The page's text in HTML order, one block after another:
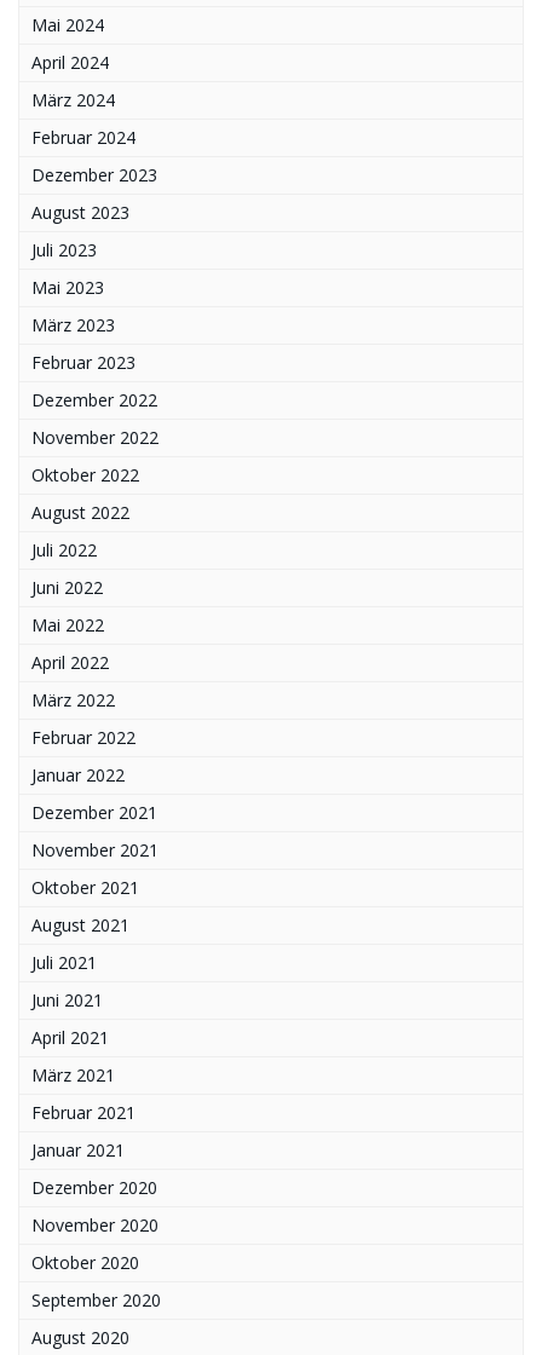
Mai 2024
April 2024
März 2024
Februar 2024
Dezember 2023
August 2023
Juli 2023
Mai 2023
März 2023
Februar 2023
Dezember 2022
November 2022
Oktober 2022
August 2022
Juli 2022
Juni 2022
Mai 2022
April 2022
März 2022
Februar 2022
Januar 2022
Dezember 2021
November 2021
Oktober 2021
August 2021
Juli 2021
Juni 2021
April 2021
März 2021
Februar 2021
Januar 2021
Dezember 2020
November 2020
Oktober 2020
September 2020
August 2020